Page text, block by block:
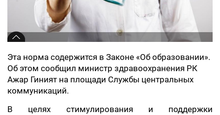
Эта норма содержится в Законе «Об образовании».
Об этом сообщил министр здравоохранения РК
Ажар Гиният на площади Службы центральных
коммуникаций.
В целях стимулирования и поддержки